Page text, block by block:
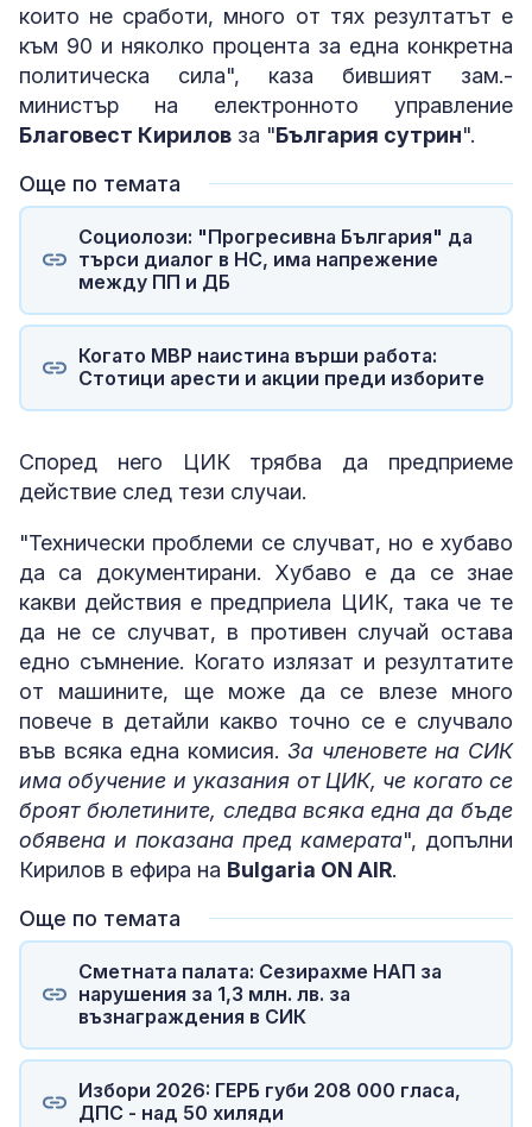
които не сработи, много от тях резултатът е
към 90 и няколко процента за една конкретна
политическа сила", каза бившият зам.-
министър на електронното управление
Благовест Кирилов за "България сутрин".
Още по темата
Социолози: "Прогресивна България" да
търси диалог в НС, има напрежение
между ПП и ДБ
Когато МВР наистина върши работа:
Стотици арести и акции преди изборите
Според него ЦИК трябва да предприеме
действие след тези случаи.
"Технически проблеми се случват, но е хубаво
да са документирани. Хубаво е да се знае
какви действия е предприела ЦИК, така че те
да не се случват, в противен случай остава
едно съмнение. Когато излязат и резултатите
от машините, ще може да се влезе много
повече в детайли какво точно се е случвало
във всяка една комисия. За членовете на СИК
има обучение и указания от ЦИК, че когато се
броят бюлетините, следва всяка една да бъде
обявена и показана пред камерата", допълни
Кирилов в ефира на Bulgaria ON AIR.
Още по темата
Сметната палата: Сезирахме НАП за
нарушения за 1,3 млн. лв. за
възнаграждения в СИК
Избори 2026: ГЕРБ губи 208 000 гласа,
ДПС - над 50 хиляди